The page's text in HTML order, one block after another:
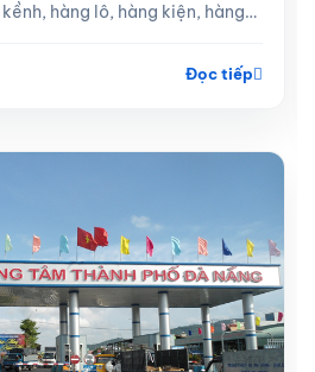
hàng lô, hàng kiện, hàng
Đọc tiếp